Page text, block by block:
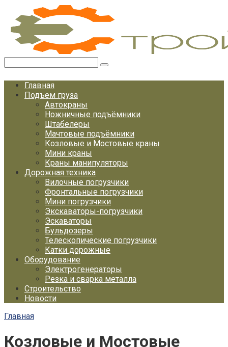
Перейти
контенту
Главная
Подъем груза
Автокраны
Ножничные подъёмники
Штабелёры
Мачтовые подъёмники
Козловые и Мостовые краны
Мини краны
Краны манипуляторы
Дорожная техника
Вилочные погрузчики
Фронтальные погрузчики
Мини погрузчики
Экскаваторы-погрузчики
Эскаваторы
Бульдозеры
Телескопические погрузчики
Катки дорожные
Оборудование
Электрогенераторы
Резка и сварка металла
Строительство
Новости
Главная
Козловые и Мостовые